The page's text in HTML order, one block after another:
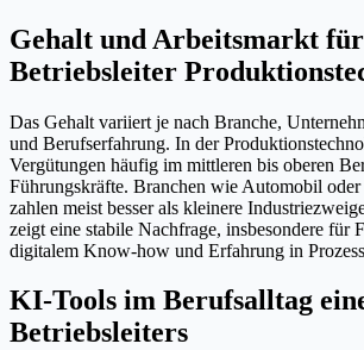
Gehalt und Arbeitsmarkt für
Betriebsleiter
Das Gehalt variiert je nach Branche,
und Berufserfahrung. In der
Vergütungen häufig im mittleren bis oberen
Führungskräfte. Branchen wie Automobil oder
zahlen meist besser als kleinere
zeigt eine stabile Nachfrage, insbesondere für
digitalem Know-how und Erfahrung in
KI-Tools im Berufsalltag
Betriebsleiters